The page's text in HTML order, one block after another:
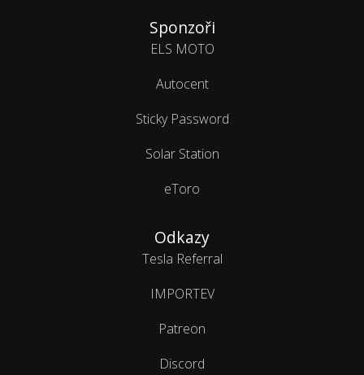
Sponzoři
ELS MOTO
Autocent
Sticky Password
Solar Station
eToro
Odkazy
Tesla Referral
IMPORTEV
Patreon
Discord